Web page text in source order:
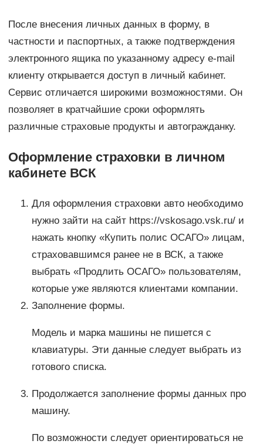
После внесения личных данных в форму, в
частности и паспортных, а также подтверждения
электронного ящика по указанному адресу e-mail
клиенту открывается доступ в личный кабинет.
Сервис отличается широкими возможностями. Он
позволяет в кратчайшие сроки оформлять
различные страховые продукты и автогражданку.
Оформление страховки в личном
кабинете ВСК
Для оформления страховки авто необходимо
нужно зайти на сайт https://vskosago.vsk.ru/ и
нажать кнопку «Купить полис ОСАГО» лицам,
страховавшимся ранее не в ВСК, а также
выбрать «Продлить ОСАГО» пользователям,
которые уже являются клиентами компании.
Заполнение формы.
Модель и марка машины не пишется с
клавиатуры. Эти данные следует выбрать из
готового списка.
Продолжается заполнение формы данных про
машину.
По возможности следует ориентироваться не